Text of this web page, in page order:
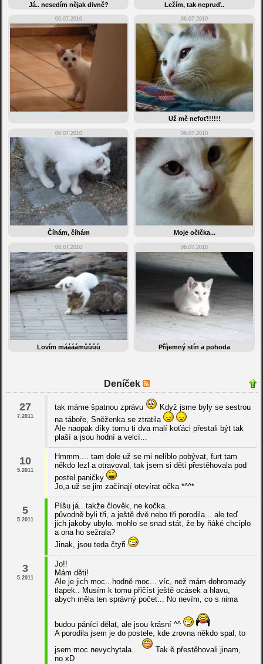
Já.. nesedím nějak divně? Ležím, tak nepruď..
06.07.2010 06.07.2010
Už mě nefoť!!!!!!
06.07.2010
Číhám, číhám
06.07.2010
Moje očička...
06.07.2010
Lovím máááámůůůů
06.07.2010
Příjemný stín a pohoda
Deníček
27
7.2011
tak máme špatnou zprávu
Když jsme byly se sestrou
na táboře, Sněženka se ztratila
Ale naopak díky tomu ti dva malí koťáci přestali být tak
plaší a jsou hodní a velcí...
10
5.2011
Hmmm.... tam dole už se mi nelíblo pobývat, furt tam
někdo lezl a otravoval, tak jsem si děti přestěhovala pod
postel paničky
Jo,a už se jim začínají otevírat očka *^^*
5
5.2011
Píšu já.. takže člověk, ne kočka.
původně byli tři, a ještě dvě nebo tři porodila... ale teď
jich jakoby ubylo. mohlo se snad stát, že by ňáké chcíplo
a ona ho sežrala?
Jinak, jsou teda čtyři
3
5.2011
Jo!!
Mám děti!
Ale je jich moc.. hodně moc... víc, než mám dohromady
tlapek.. Musím k tomu přičíst ještě ocásek a hlavu,
abych měla ten správný počet... No nevím, co s nima
budou páníci dělat, ale jsou krásní ^^
A porodila jsem je do postele, kde zrovna někdo spal, to
jsem moc nevychytala..
Tak ě přestěhovali jinam,
no xD